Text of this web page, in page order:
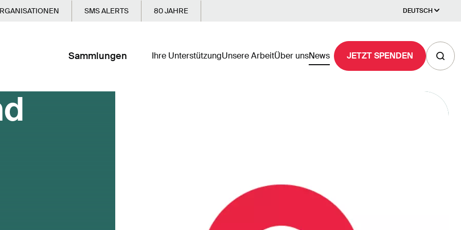
SMS ALERTS 80 JAHRE DEUTSCH
Sammlungen Ihre UnterstützungUnsere ArbeitÜber unsNews JETZT SPENDEN